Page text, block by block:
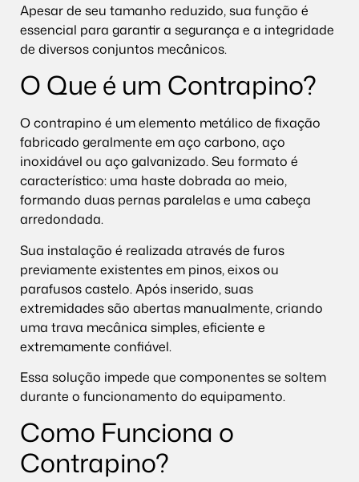
Apesar de seu tamanho reduzido, sua função é
essencial para garantir a segurança e a integridade
de diversos conjuntos mecânicos.
O Que é um Contrapino?
O contrapino é um elemento metálico de fixação
fabricado geralmente em aço carbono, aço
inoxidável ou aço galvanizado. Seu formato é
característico: uma haste dobrada ao meio,
formando duas pernas paralelas e uma cabeça
arredondada.
Sua instalação é realizada através de furos
previamente existentes em pinos, eixos ou
parafusos castelo. Após inserido, suas
extremidades são abertas manualmente, criando
uma trava mecânica simples, eficiente e
extremamente confiável.
Essa solução impede que componentes se soltem
durante o funcionamento do equipamento.
Como Funciona o
Contrapino?